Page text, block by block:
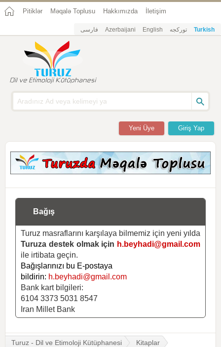
Pitiklər Məqalə Toplusu Hakkımızda İletişim
فارسی Azerbaijani English تورکجه Turkish
Giriş Yap
Yeni Üye
Bağış
Turuz masraflarını karşılaya bilmemiz için yeni yılda
Turuza destek olmak için h.beyhadi@gmail.com
ile irtibata geçin.
Bağışlarınızı bu E-postaya
bildirin: h.beyhadi@gmail.com
Bank kart bilgileri:
6104 3373 5031 8547
Iran Millet Bank
Turuz - Dil ve Etimoloji Kütüphanesi
Kitaplar